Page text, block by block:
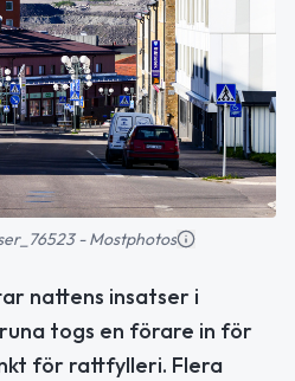
- Mostphotos
nattens insatser i
togs en förare in för
för rattfylleri. Flera